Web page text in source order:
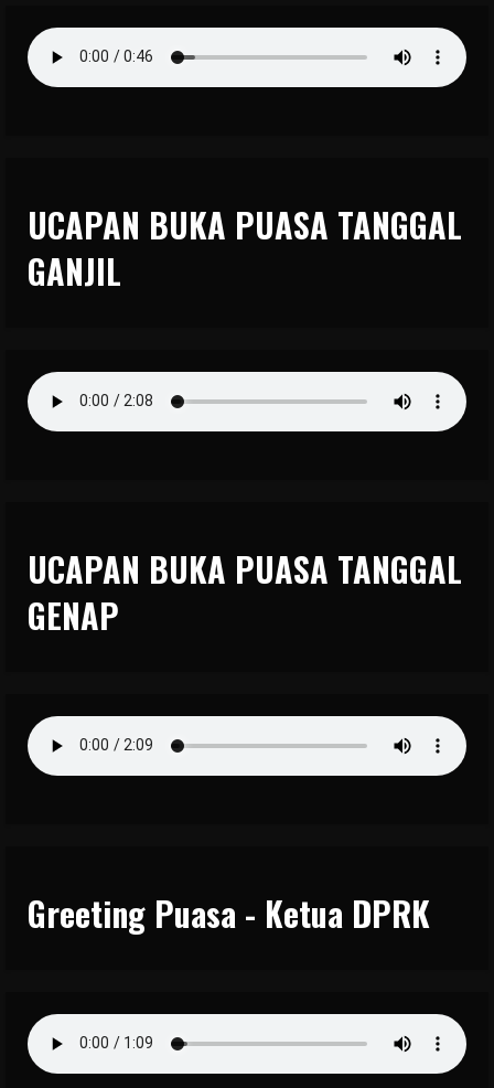
UCAPAN BUKA PUASA TANGGAL
GANJIL
UCAPAN BUKA PUASA TANGGAL
GENAP
Greeting Puasa - Ketua DPRK